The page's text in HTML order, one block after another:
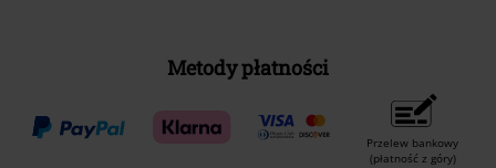
Metody płatności
Przelew bankowy
(płatność z góry)